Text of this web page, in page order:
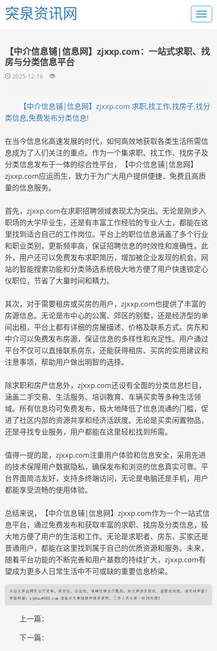
突泉资讯网
【中介信息铺|信息网】zjxxp.com：一站式求职、找
房与分类信息平台
2025-12-16
【中介信息铺|信息网】zjxxp.com 求职,找工作,找房子,找分
类信息,免费发布分类信息!
在当今信息化高速发展的时代，如何高效地获取各类生活所需信
息成为了人们关注的重点。作为一个集求职、找工作、找房子及
分类信息发布于一体的综合性平台，【中介信息铺|信息网】
zjxxp.com应运而生，致力于为广大用户提供便捷、免费且高质
量的信息服务。
首先，zjxxp.com在求职招聘领域表现尤为突出。无论是刚步入
职场的大学毕业生，还是有丰富工作经验的专业人士，都能在这
里找到适合自己的工作岗位。平台上的职位信息涵盖了多个行业
和职业类别，更新频率高，保证招聘信息的时效性和准确性。此
外，用户还可以免费发布求职简历，增加被企业发现的机会。网
站的智能搜索功能和分类筛选系统极大地方便了用户快速锁定心
仪职位，节省了大量时间和精力。
其次，对于需要租房或买房的用户，zjxxp.com也提供了丰富的
房源信息。无论是市中心的公寓、郊区的别墅，还是经济型的单
间出租，平台上都有详细的房屋描述、价格及联系方式。房东和
中介可以免费发布房源，保证信息的多样性和充足性。用户通过
平台不仅可以直接联系房东，还能获得租房、买房的实用建议和
注意事项，帮助用户做出明智的选择。
除求职和房产信息外，zjxxp.com还设有全面的分类信息栏目，
涵盖二手交易、生活服务、培训教育、车辆买卖等多种生活领
域。所有信息均可免费发布，极大地降低了信息流通的门槛，促
进了社区内部的资源共享和经济活跃度。无论是买卖闲置物品，
还是寻找专业服务，用户都能在这里轻松找到所需。
值得一提的是，zjxxp.com注重用户体验和信息安全，采用先进
的技术保障用户数据隐私，确保发布和浏览的信息真实可靠。平
台界面简洁友好，支持多终端访问，无论是电脑还是手机，用户
都能享受流畅的使用体验。
总结来说，【中介信息铺|信息网】zjxxp.com作为一个一站式信
息平台，通过免费发布和获取丰富的求职、找房及分类信息，极
大地方便了用户的生活和工作。无论是求职者、房东、买家还是
普通用户，都能在这里找到属于自己的优质资源和服务。未来，
随着平台功能的不断完善和用户基数的持续扩大，zjxxp.com有
望成为更多人日常生活中不可或缺的重要信息桥梁。
上一篇：
下一篇：